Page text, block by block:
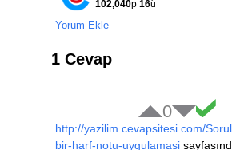
102,040p 16ü
Yorum Ekle
1 Cevap
0
http://yazilim.cevapsitesi.com/
bir-harf-notu-uygulamasi